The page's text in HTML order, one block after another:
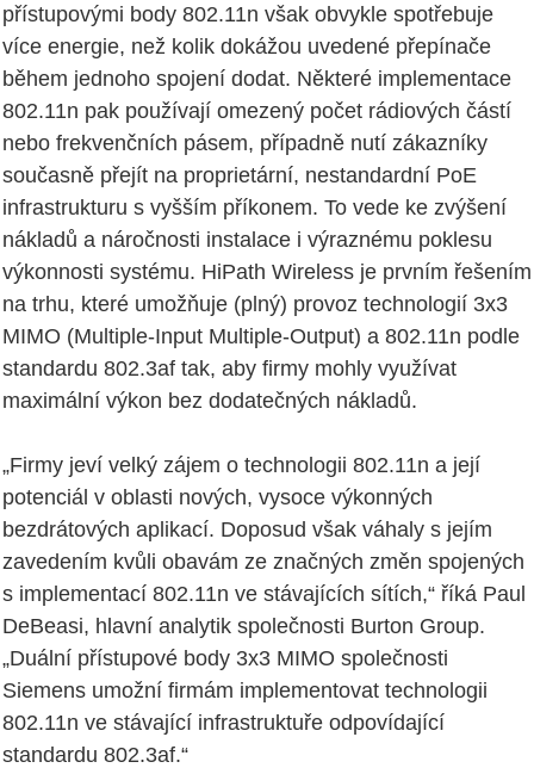
přístupovými body 802.11n však obvykle spotřebuje
více energie, než kolik dokážou uvedené přepínače
během jednoho spojení dodat. Některé implementace
802.11n pak používají omezený počet rádiových částí
nebo frekvenčních pásem, případně nutí zákazníky
současně přejít na proprietární, nestandardní PoE
infrastrukturu s vyšším příkonem. To vede ke zvýšení
nákladů a náročnosti instalace i výraznému poklesu
výkonnosti systému. HiPath Wireless je prvním řešením
na trhu, které umožňuje (plný) provoz technologií 3x3
MIMO (Multiple-Input Multiple-Output) a 802.11n podle
standardu 802.3af tak, aby firmy mohly využívat
maximální výkon bez dodatečných nákladů.
„Firmy jeví velký zájem o technologii 802.11n a její
potenciál v oblasti nových, vysoce výkonných
bezdrátových aplikací. Doposud však váhaly s jejím
zavedením kvůli obavám ze značných změn spojených
s implementací 802.11n ve stávajících sítích,“ říká Paul
DeBeasi, hlavní analytik společnosti Burton Group.
„Duální přístupové body 3x3 MIMO společnosti
Siemens umožní firmám implementovat technologii
802.11n ve stávající infrastruktuře odpovídající
standardu 802.3af.“